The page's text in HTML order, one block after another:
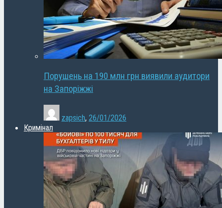
Порушень на 190 млн грн виявили аудитори
на Запоріжжі
zapsich, 26/01/2026
Кримінал